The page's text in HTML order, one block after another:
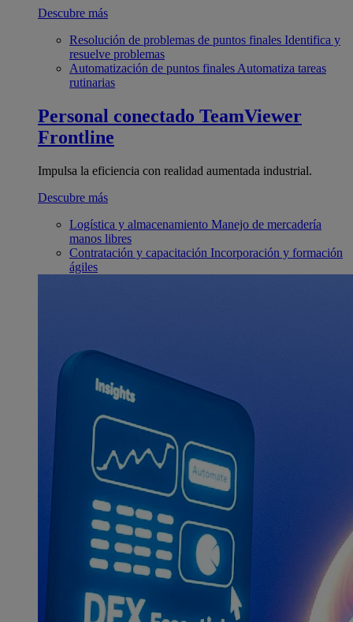
Descubre más
Resolución de problemas de puntos finales Identifica y
resuelve problemas
Automatización de puntos finales Automatiza tareas
rutinarias
Personal conectado TeamViewer
Frontline
Impulsa la eficiencia con realidad aumentada industrial.
Descubre más
Logística y almacenamiento Manejo de mercadería
manos libres
Contratación y capacitación Incorporación y formación
ágiles